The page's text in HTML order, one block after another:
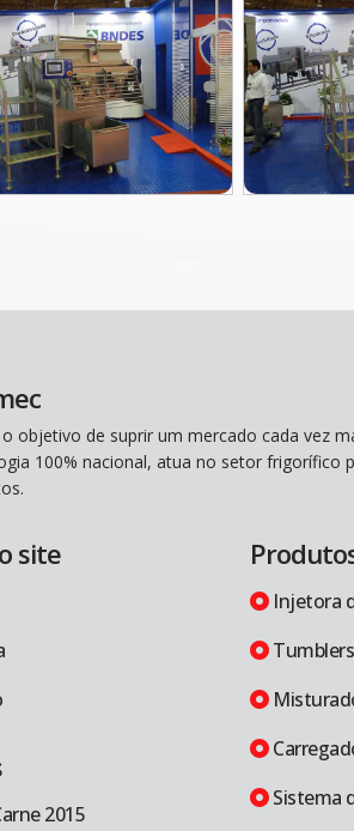
objetivo de suprir um mercado cada vez
100% nacional, atua no setor frigorífico
site
2015
Injetora
Sistema